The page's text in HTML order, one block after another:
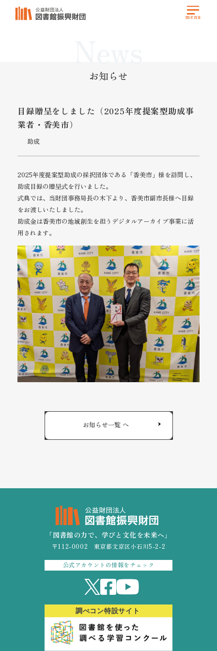
お知らせ
目録贈呈をしました（2025年度提案型助成事
業者・香美市）
助成
2025年度提案型助成の採択団体である「香美市」様を訪問し、
助成目録の贈呈式を行いました。
式典では、当財団事務局長の木下より、香美市副市長様へ目録
をお渡しいたしました。
助成金は香美市の地域創生を担うデジタルアーカイブ事業に活
用されます。
お知らせ一覧 へ
「図書館の力で、学びと文化を未来へ」
〒112-0002 東京都文京区小石川5-2-2
公式アカウントの情報をチェック